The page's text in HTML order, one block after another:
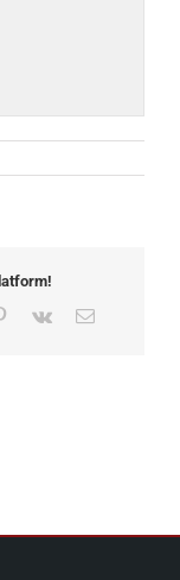
Pinterest
Vk Email